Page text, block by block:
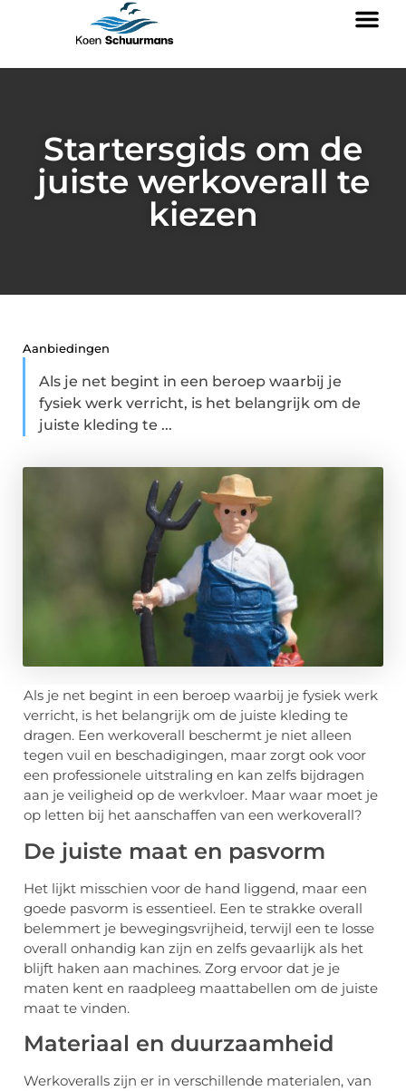
Startersgids om de
juiste werkoverall te
kiezen
Aanbiedingen
Als je net begint in een beroep waarbij je
fysiek werk verricht, is het belangrijk om de
juiste kleding te ...
Als je net begint in een beroep waarbij je fysiek werk
verricht, is het belangrijk om de juiste kleding te
dragen. Een werkoverall beschermt je niet alleen
tegen vuil en beschadigingen, maar zorgt ook voor
een professionele uitstraling en kan zelfs bijdragen
aan je veiligheid op de werkvloer. Maar waar moet je
op letten bij het aanschaffen van een werkoverall?
De juiste maat en pasvorm
Het lijkt misschien voor de hand liggend, maar een
goede pasvorm is essentieel. Een te strakke overall
belemmert je bewegingsvrijheid, terwijl een te losse
overall onhandig kan zijn en zelfs gevaarlijk als het
blijft haken aan machines. Zorg ervoor dat je je
maten kent en raadpleeg maattabellen om de juiste
maat te vinden.
Materiaal en duurzaamheid
Werkoveralls zijn er in verschillende materialen, van